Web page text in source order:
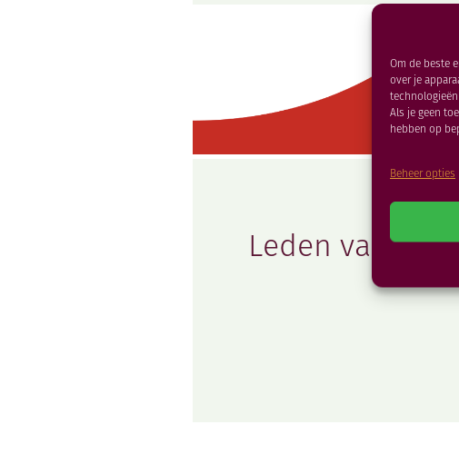
Om de beste
over je
Als je geen
hebben op
Beheer opties
Leden van